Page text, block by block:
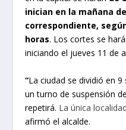
inician en la mañana
correspondiente,
horas. Los cortes se
iniciando el jueves 11 de
“La ciudad se dividió en
un turno de suspensión
repetirá. La única
afirmó el alcalde.